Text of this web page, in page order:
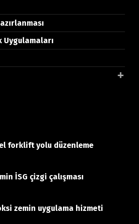
Uygulamaları
forklift yolu düzenleme
İSG çizgi çalışması
zemin uygulama hizmeti